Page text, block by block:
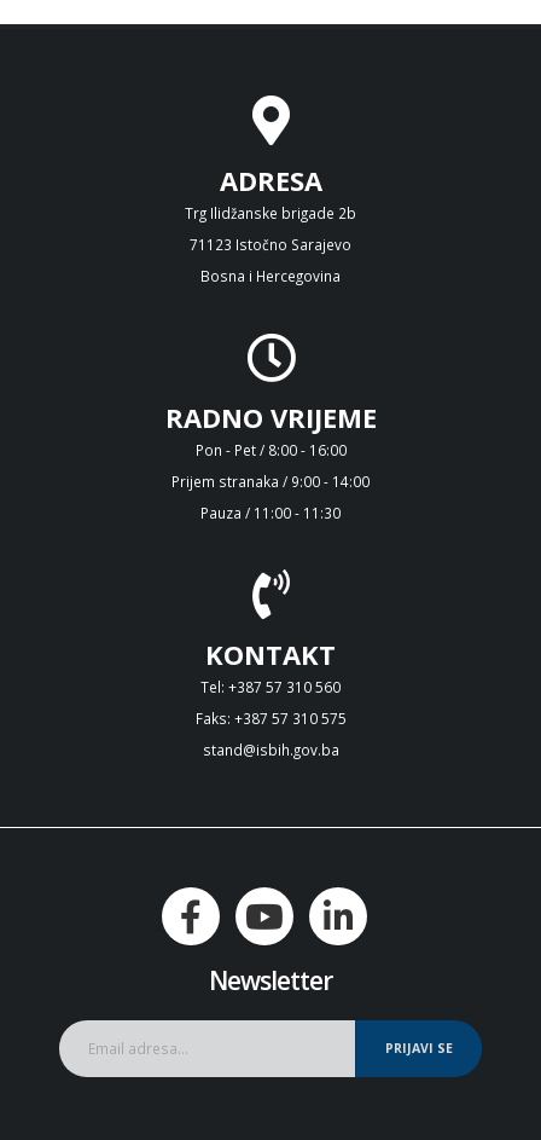
ADRESA
Trg Ilidžanske brigade 2b
71123 Istočno Sarajevo
Bosna i Hercegovina
RADNO VRIJEME
Pon - Pet / 8:00 - 16:00
Prijem stranaka / 9:00 - 14:00
Pauza / 11:00 - 11:30
KONTAKT
Tel: +387 57 310 560
Faks: +387 57 310 575
stand@isbih.gov.ba
Newsletter
PRIJAVI SE